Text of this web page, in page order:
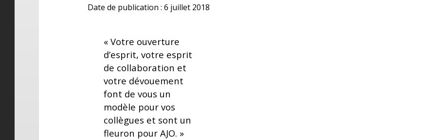
Date de publication : 6 juillet 2018
« Votre ouverture
d’esprit, votre esprit
de collaboration et
votre dévouement
font de vous un
modèle pour vos
collègues et sont un
fleuron pour AJO. »